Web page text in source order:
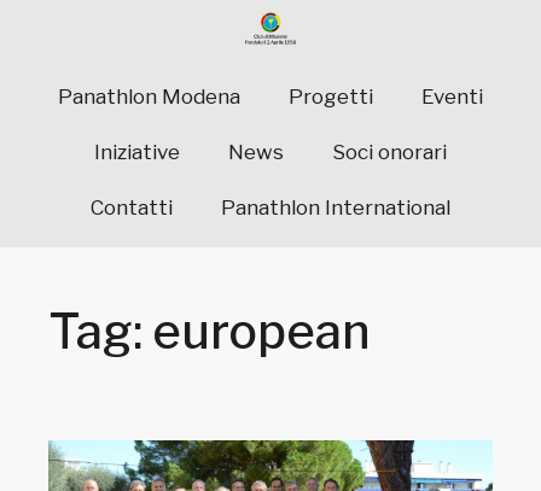
Panathlon Modena Progetti Eventi
Iniziative News Soci onorari
Contatti Panathlon International
Tag: european